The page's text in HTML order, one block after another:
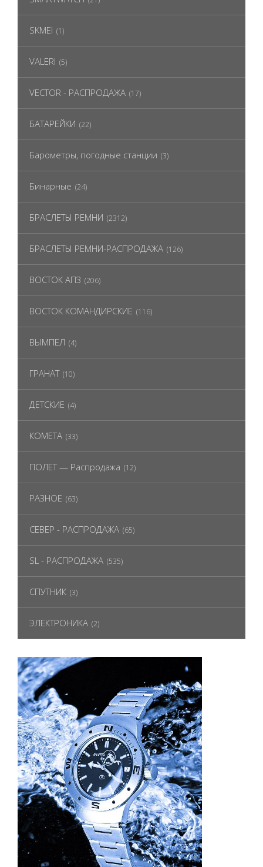
SKMEI (1)
VALERI (5)
VECTOR - РАСПРОДАЖА (17)
БАТАРЕЙКИ (22)
Барометры, погодные станции (3)
Бинарные (24)
БРАСЛЕТЫ РЕМНИ (2312)
БРАСЛЕТЫ РЕМНИ-РАСПРОДАЖА (126)
ВОСТОК АПЗ (206)
ВОСТОК КОМАНДИРСКИЕ (116)
ВЫМПЕЛ (4)
ГРАНАТ (10)
ДЕТСКИЕ (4)
КОМЕТА (33)
ПОЛЕТ — Распродажа (12)
РАЗНОЕ (63)
СЕВЕР - РАСПРОДАЖА (65)
SL - РАСПРОДАЖА (535)
СПУТНИК (3)
ЭЛЕКТРОНИКА (2)